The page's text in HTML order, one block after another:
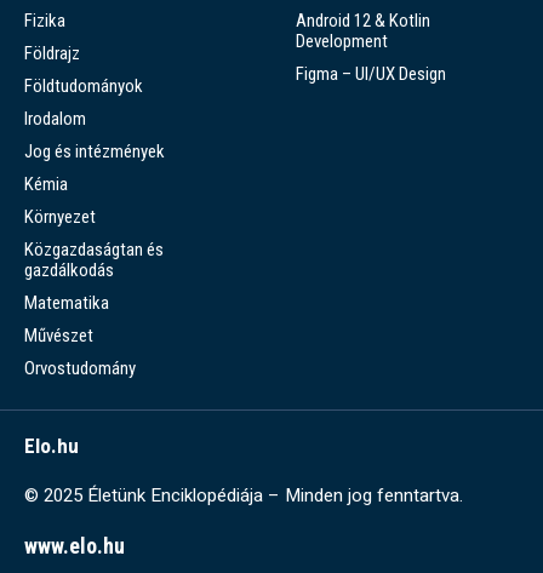
Fizika
Földrajz
Földtudományok
Irodalom
Jog és intézmények
Kémia
Környezet
Közgazdaságtan és
gazdálkodás
Matematika
Művészet
Orvostudomány
Android 12 & Kotlin
Development
Figma – UI/UX Design
Elo.hu
© 2025 Életünk Enciklopédiája – Minden jog fenntartva.
www.elo.hu